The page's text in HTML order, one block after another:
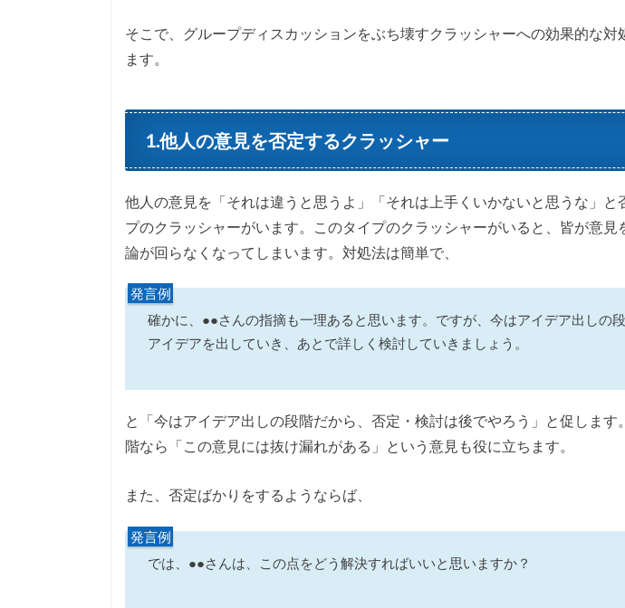
そこで、グループディスカッションをぶち壊すクラッシャーへの効果的な対
ます。
1.他人の意見を否定するクラッシャー
他人の意見を「それは違うと思うよ」「それは上手くいかないと思うな」と
プのクラッシャーがいます。このタイプのクラッシャーがいると、皆が意見
論が回らなくなってしまいます。対処法は簡単で、
発言例
確かに、●●さんの指摘も一理あると思います。ですが、今はアイデア出しの
アイデアを出していき、あとで詳しく検討していきましょう。
と「今はアイデア出しの段階だから、否定・検討は後でやろう」と促します
階なら「この意見には抜け漏れがある」という意見も役に立ちます。
また、否定ばかりをするようならば、
発言例
では、●●さんは、この点をどう解決すればいいと思いますか？